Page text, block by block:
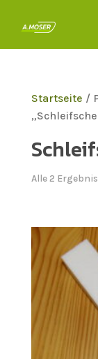
Startseite /
Alle 2